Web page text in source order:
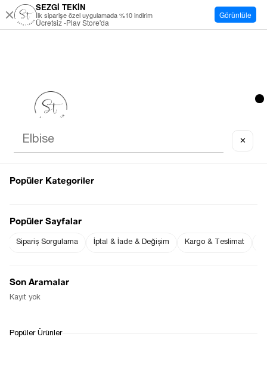
SEZGİ TEKİN
İlk siparişe özel uygulamada %10 indirim
Ücretsiz -Play Store'da
Görüntüle
✕
Popüler Kategoriler
Popüler Sayfalar
Sipariş Sorgulama İptal & İade & Değişim Kargo & Teslimat
Son Aramalar
Kayıt yok
Popüler Ürünler